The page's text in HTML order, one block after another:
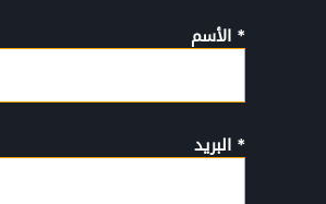
* الأسم
* البريد